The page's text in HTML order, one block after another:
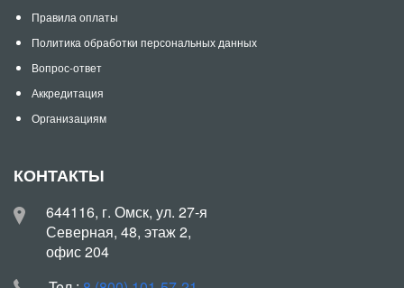
Правила оплаты
Политика обработки персональных данных
Вопрос-ответ
Аккредитация
Организациям
КОНТАКТЫ
644116, г. Омск, ул. 27-я
Северная, 48, этаж 2,
офис 204